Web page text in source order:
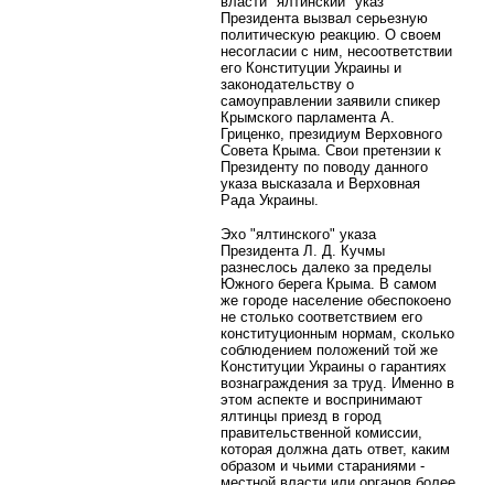
Президента вызвал серьезную
политическую реакцию. О своем
несогласии с ним, несоответствии
его Конституции Украины и
законодательству о
самоуправлении заявили спикер
Крымского парламента А.
Гриценко, президиум Верховного
Совета Крыма. Свои претензии к
Президенту по поводу данного
указа высказала и Верховная
Рада Украины.
Эхо "ялтинского" указа
Президента Л. Д. Кучмы
разнеслось далеко за пределы
Южного берега Крыма. В самом
же городе население обеспокоено
не столько соответствием его
конституционным нормам, сколько
соблюдением положений той же
Конституции Украины о гарантиях
вознаграждения за труд. Именно в
этом аспекте и воспринимают
ялтинцы приезд в город
правительственной комиссии,
которая должна дать ответ, каким
образом и чьими стараниями -